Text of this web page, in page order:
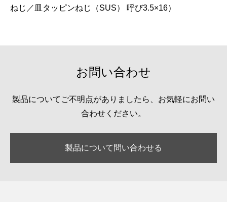
ねじ／皿タッピンねじ（SUS） 呼び3.5×16）
お問い合わせ
製品についてご不明点がありましたら、お気軽にお問い
合わせください。
製品について問い合わせる